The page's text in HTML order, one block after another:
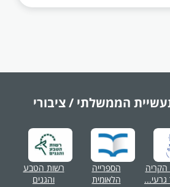
הממשלתי / ציבורי
הספרייה
הלאומית
רשות הטבע
והגנים